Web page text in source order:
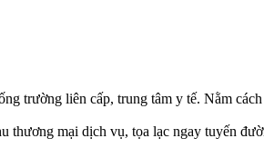
trường liên cấp, trung tâm y tế. Nằm
mại dịch vụ, tọa lạc ngay tuyến